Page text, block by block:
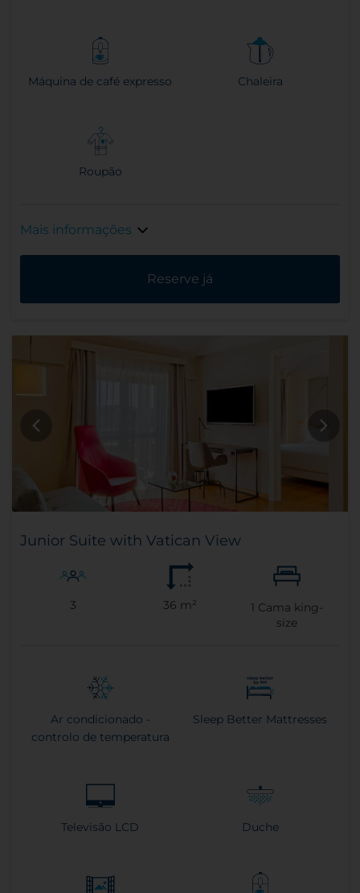
Máquina de café expresso Chaleira
Roupão
Mais informações
Reserve já
Junior Suite with Vatican View
3 36 m² 1 Cama king-
size
Ar condicionado -
controlo de temperatura
Sleep Better Mattresses
Televisão LCD Duche